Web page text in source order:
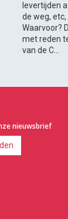
levertijden
de weg,
Waarvoor?
met reden
van de C...
nieuwsbrief